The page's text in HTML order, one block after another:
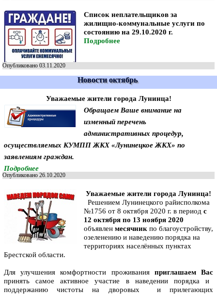
Список неплательщиков за
жилищно-коммунальные услуги по
состоянию на 29.10.2020 г.
Подробнее
Опубликовано 03.11.2020
Новости октябрь
Уважаемые жители города Лунинца!
Обращаем Ваше внимание на
изменный перечень
административных процедур,
осуществляемых КУМПП ЖКХ «Лунинецкое ЖКХ» по
заявлениям граждан.
Подробнее
Опубликовано 26.10.2020
Уважаемые жители города Лунинца!
Решением Лунинецкого райисполкома
№1756 от 8 октября 2020 г. в пе­риод с
12 октября по 13 ноября 2020
объявлен месячник по благоустройству,
озеленению и наведению порядка на
территориях населённых пунктах
Брестской области.
Для улучшения комфортности проживанияприглашаем Вас
принять самое активное участие в наведении порядка и
поддержанию чистоты на дворовых
и прилегающих